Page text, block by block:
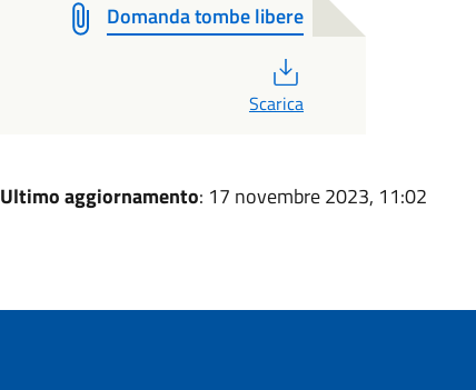
Domanda tombe libere
Scarica
Ultimo aggiornamento: 17 novembre 2023, 11:02